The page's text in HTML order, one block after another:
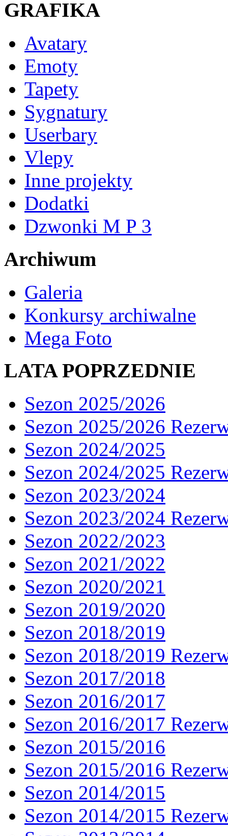
GRAFIKA
Avatary
Emoty
Tapety
Sygnatury
Userbary
Vlepy
Inne projekty
Dodatki
Dzwonki M P 3
Archiwum
Galeria
Konkursy archiwalne
Mega Foto
LATA POPRZEDNIE
Sezon 2025/2026
Sezon 2025/2026
Sezon 2024/2025
Sezon 2024/2025
Sezon 2023/2024
Sezon 2023/2024
Sezon 2022/2023
Sezon 2021/2022
Sezon 2020/2021
Sezon 2019/2020
Sezon 2018/2019
Sezon 2018/2019
Sezon 2017/2018
Sezon 2016/2017
Sezon 2016/2017
Sezon 2015/2016
Sezon 2015/2016
Sezon 2014/2015
Sezon 2014/2015